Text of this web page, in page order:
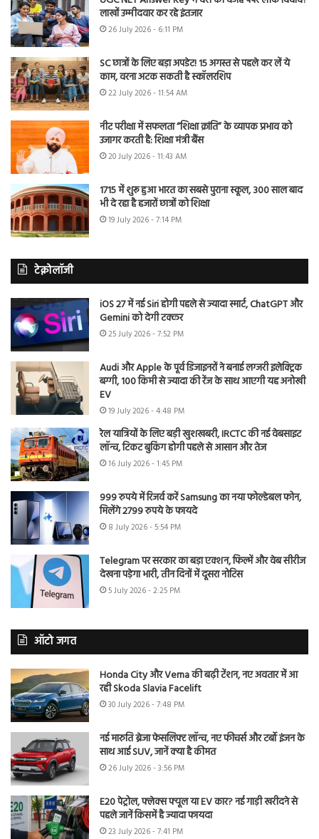
लाखों उम्मीदवार कर रहे इंतजार
26 July 2026 - 6:11 PM
SC छात्रों के लिए बड़ा अपडेट! 15 अगस्त से पहले कर लें ये
काम, वरना अटक सकती है स्कॉलरशिप
22 July 2026 - 11:54 AM
नीट परीक्षा में सफलता “शिक्षा क्रांति” के व्यापक प्रभाव को
उजागर करती है: शिक्षा मंत्री बैंस
20 July 2026 - 11:43 AM
1715 में शुरू हुआ भारत का सबसे पुराना स्कूल, 300 साल बाद
भी दे रहा है हजारों छात्रों को शिक्षा
19 July 2026 - 7:14 PM
टेक्नोलॉजी
iOS 27 में नई Siri होगी पहले से ज्यादा स्मार्ट, ChatGPT और
Gemini को देगी टक्कर
25 July 2026 - 7:52 PM
Audi और Apple के पूर्व डिजाइनरों ने बनाई लग्जरी इलेक्ट्रिक
बग्गी, 100 किमी से ज्यादा की रेंज के साथ आएगी यह अनोखी
EV
19 July 2026 - 4:48 PM
रेल यात्रियों के लिए बड़ी खुशखबरी, IRCTC की नई वेबसाइट
लॉन्च, टिकट बुकिंग होगी पहले से आसान और तेज
16 July 2026 - 1:45 PM
999 रुपये में रिजर्व करें Samsung का नया फोल्डेबल फोन,
मिलेंगे 2799 रुपये के फायदे
8 July 2026 - 5:54 PM
Telegram पर सरकार का बड़ा एक्शन, फिल्में और वेब सीरीज
देखना पड़ेगा भारी, तीन दिनों में दूसरा नोटिस
5 July 2026 - 2:25 PM
ऑटो जगत
Honda City और Verna की बढ़ी टेंशन, नए अवतार में आ
रही Skoda Slavia Facelift
30 July 2026 - 7:48 PM
नई मारुति ब्रेजा फेसलिफ्ट लॉन्च, नए फीचर्स और टर्बो इंजन के
साथ आई SUV, जानें क्या है कीमत
26 July 2026 - 3:56 PM
E20 पेट्रोल, फ्लेक्स फ्यूल या EV कार? नई गाड़ी खरीदने से
पहले जानें किसमें है ज्यादा फायदा
23 July 2026 - 7:41 PM